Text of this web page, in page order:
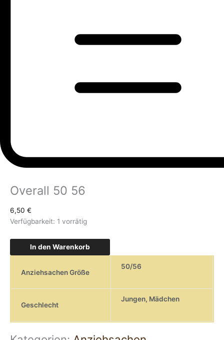
Overall 50 56
6,50 €
Verfügbarkeit: 1 vorrätig
In den Warenkorb
Anziehsachen Größe
50/56
Geschlecht
Jungen, Mädchen